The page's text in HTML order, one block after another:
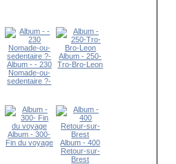
Album - - 230
Nomade-ou-
sedentaire ?-
Album - 250-
Tro-Bro-Leon
Album - 300-
Fin du voyage
Album - 400
Retour-sur-
Brest